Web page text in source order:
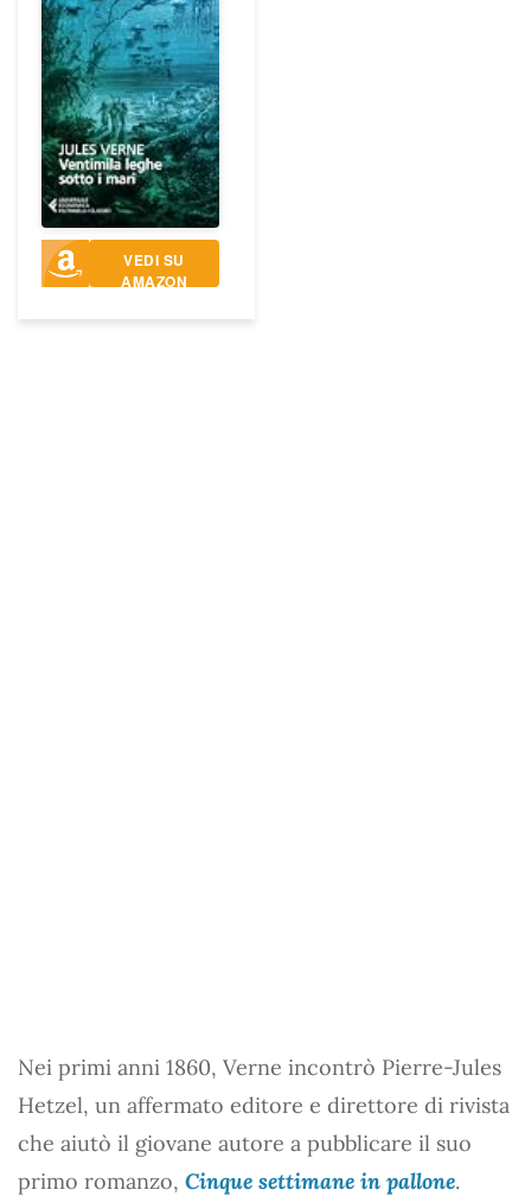
VEDI SU
AMAZON
Nei primi anni 1860, Verne incontrò Pierre-Jules
Hetzel, un affermato editore e direttore di rivista
che aiutò il giovane autore a pubblicare il suo
primo romanzo, Cinque settimane in pallone.